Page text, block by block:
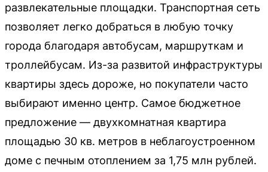
развлекательные площадки. Транспортная сеть
позволяет легко добраться в любую точку
города благодаря автобусам, маршруткам и
троллейбусам. Из-за развитой инфраструктуры
квартиры здесь дороже, но покупатели часто
выбирают именно центр. Самое бюджетное
предложение — двухкомнатная квартира
площадью 30 кв. метров в неблагоустроенном
доме с печным отоплением за 1,75 млн рублей.